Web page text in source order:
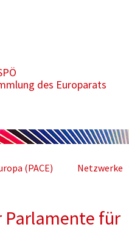
des Europarats
(PACE) Netzwerke
Parlamente für